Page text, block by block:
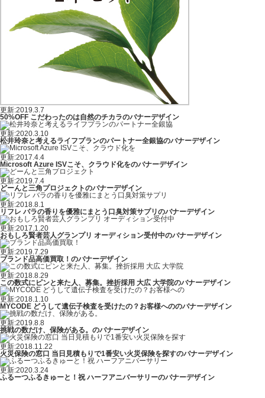
更新:2019.3.7
50%OFF こだわったのは自然のチカラのバナーデザイン
更新:2020.3.10
松井玲奈と考えるライフプランのパートナー全銀協のバナーデザイン
更新:2017.4.4
Microsoft Azure ISVこそ、クラウド化をのバナーデザイン
更新:2019.7.4
どーんと三角プロジェクトのバナーデザイン
更新:2018.8.1
リフレ バラの香りを優雅にまとう口臭対策サプリのバナーデザイン
更新:2017.1.20
おもしろ賢者芸人グランプリ オーディション受付中のバナーデザイン
更新:2019.7.29
ブランド品高価買取！のバナーデザイン
更新:2018.8.29
この数式にピンと来た人、募集。挫折採用 大広 大学院のバナーデザイン
更新:2018.1.10
MYCODE どうして遺伝子検査を受けたの？お客様へののバナーデザイン
更新:2019.8.8
挑戦の数だけ、保険がある。のバナーデザイン
更新:2018.11.22
火災保険の窓口 当日見積もりで1番安い火災保険を探すのバナーデザイン
更新:2020.3.24
ふるーつふるきゅーと！祝 ハーフアニバーサリーのバナーデザイン